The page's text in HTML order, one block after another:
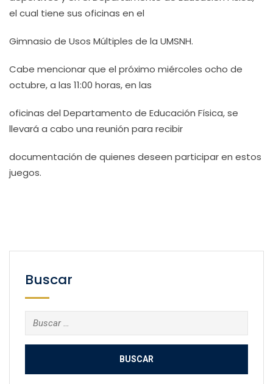
el cual tiene sus oficinas en el
Gimnasio de Usos Múltiples de la UMSNH.
Cabe mencionar que el próximo miércoles ocho de
octubre, a las 11:00 horas, en las
oficinas del Departamento de Educación Física, se
llevará a cabo una reunión para recibir
documentación de quienes deseen participar en estos
juegos.
Buscar
Buscar: